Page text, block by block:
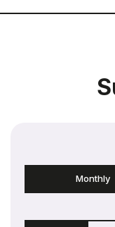
Monthly